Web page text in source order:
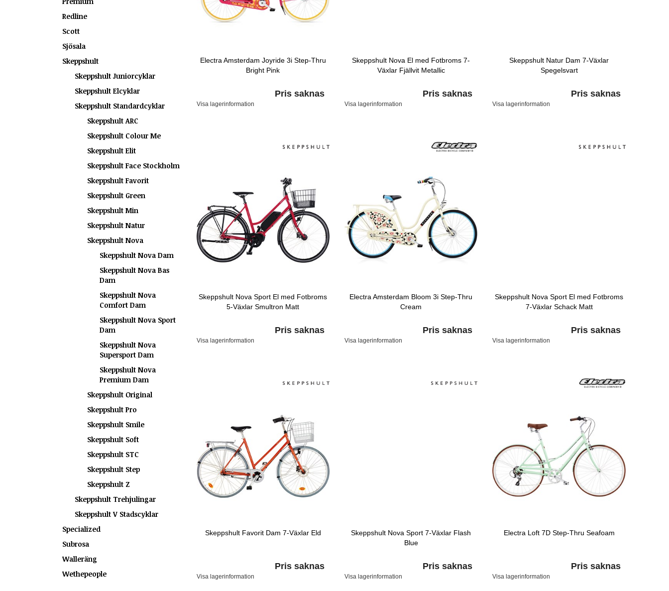
Redline
Scott
Sjösala
Skeppshult
Skeppshult Juniorcyklar
Skeppshult Elcyklar
Skeppshult Standardcyklar
Skeppshult ARC
Skeppshult Colour Me
Skeppshult Elit
Skeppshult Face Stockholm
Skeppshult Favorit
Skeppshult Green
Skeppshult Min
Skeppshult Natur
Skeppshult Nova
Skeppshult Nova Dam
Skeppshult Nova Bas
Dam
Skeppshult Nova
Comfort Dam
Skeppshult Nova Sport
Dam
Skeppshult Nova
Supersport Dam
Skeppshult Nova
Premium Dam
Skeppshult Original
Skeppshult Pro
Skeppshult Smile
Skeppshult Soft
Skeppshult STC
Skeppshult Step
Skeppshult Z
Skeppshult Trehjulingar
Skeppshult V Stadscyklar
Specialized
Subrosa
Walleräng
Wethepeople
Electra Amsterdam Joyride 3i Step-Thru
Bright Pink
Pris saknas
Visa lagerinformation
Skeppshult Nova El med Fotbroms 7-
Växlar Fjällvit Metallic
Pris saknas
Visa lagerinformation
Skeppshult Natur Dam 7-Växlar
Spegelsvart
Pris saknas
Visa lagerinformation
Skeppshult Nova Sport El med Fotbroms
5-Växlar Smultron Matt
Pris saknas
Visa lagerinformation
Electra Amsterdam Bloom 3i Step-Thru
Cream
Pris saknas
Visa lagerinformation
Skeppshult Nova Sport El med Fotbroms
7-Växlar Schack Matt
Pris saknas
Visa lagerinformation
Skeppshult Favorit Dam 7-Växlar Eld
Pris saknas
Visa lagerinformation
Skeppshult Nova Sport 7-Växlar Flash
Blue
Pris saknas
Visa lagerinformation
Electra Loft 7D Step-Thru Seafoam
Pris saknas
Visa lagerinformation